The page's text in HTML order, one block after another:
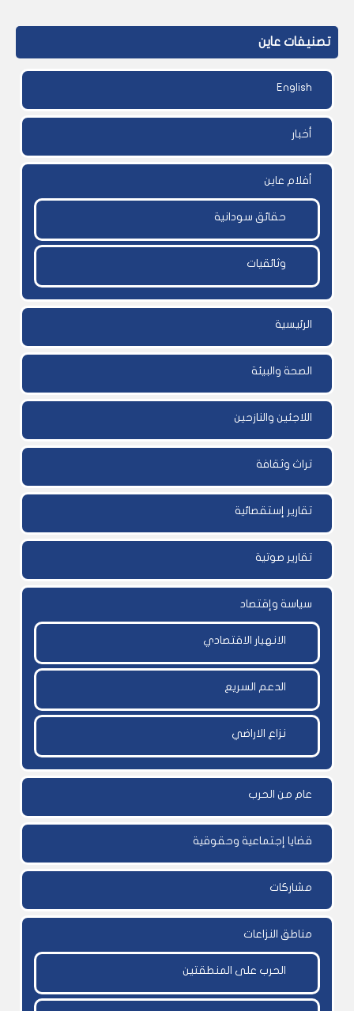
تصنيفات عاين
English
أخبار
أفلام عاين
حقائق سودانية
وثائقيات
الرئيسية
الصحة والبيئة
اللاجئين والنازحين
تراث وثقافة
تقارير إستقصائية
تقارير صوتية
سياسة وإقتصاد
الانهيار الاقتصادي
الدعم السريع
نزاع الاراضي
عام من الحرب
قضايا إجتماعية وحقوقية
مشاركات
مناطق النزاعات
الحرب على المنطقتين